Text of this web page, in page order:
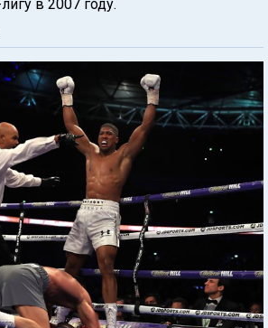
в 2007 году.